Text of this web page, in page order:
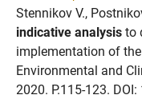
Stennikov V.,
indicative analysis to
implementation of
Environmental and
2020. P.115-123.